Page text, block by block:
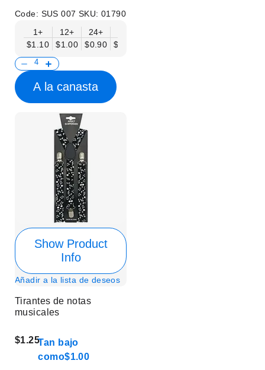
Code: SUS 007 SKU:01790
1+
$1.10
12+
$1.00
24+
$0.90
$0.75
A la canasta
Show Product
Info
Añadir a la lista de deseos
Tirantes de notas
musicales
$1.25Tan bajo
como$1.00